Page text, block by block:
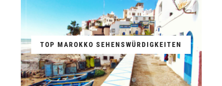
TOP MAROKKO SEHENSWÜRDIGKEITEN